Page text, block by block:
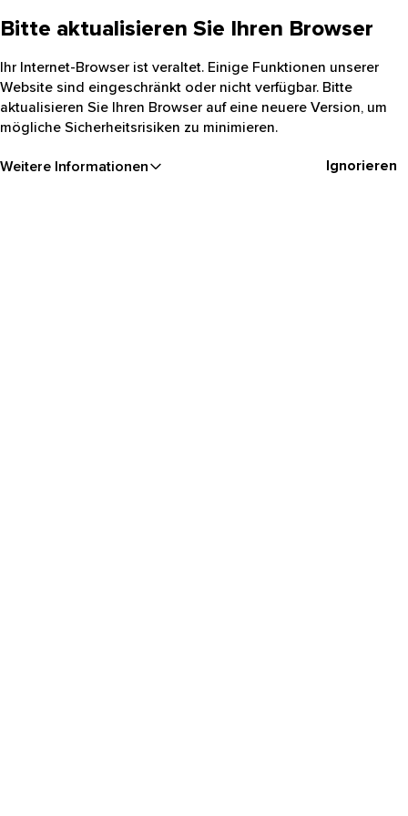
Bitte aktualisieren Sie Ihren Browser
Ihr Internet-Browser ist veraltet. Einige Funktionen unserer
Website sind eingeschränkt oder nicht verfügbar. Bitte
aktualisieren Sie Ihren Browser auf eine neuere Version, um
mögliche Sicherheitsrisiken zu minimieren.
Weitere Informationen Ignorieren